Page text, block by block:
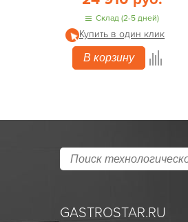
Склад (2-5 дней)
Купить в один клик
В корзину
GASTROSTAR.RU